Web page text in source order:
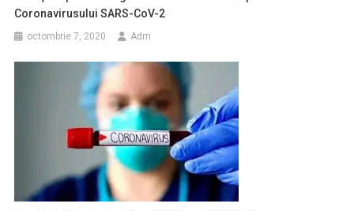
Coronavirusului SARS-CoV-2
octombrie 7, 2020 Adm